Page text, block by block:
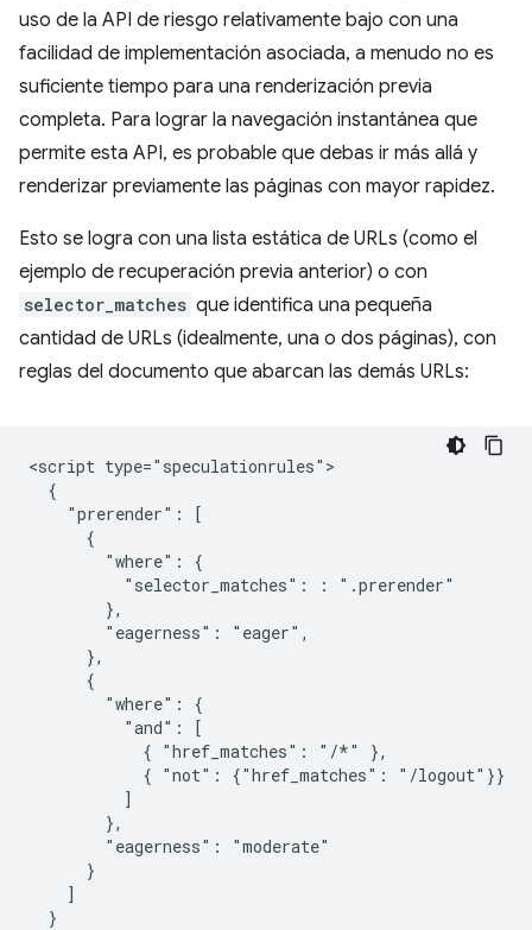
uso de la API de riesgo relativamente bajo con una
facilidad de implementación asociada, a menudo no es
suficiente tiempo para una renderización previa
completa. Para lograr la navegación instantánea que
permite esta API, es probable que debas ir más allá y
renderizar previamente las páginas con mayor rapidez.
Esto se logra con una lista estática de URLs (como el
ejemplo de recuperación previa anterior) o con
selector_matches que identifica una pequeña
cantidad de URLs (idealmente, una o dos páginas), con
reglas del documento que abarcan las demás URLs:
<script type="speculationrules">
  {
    "prerender": [
      {
        "where": {
          "selector_matches": : ".prerender"
        },
        "eagerness": "eager",
      },
      {
        "where": {
          "and": [
            { "href_matches": "/*" },
            { "not": {"href_matches": "/logout"}}
          ]
        },
        "eagerness": "moderate"
      }
    ]
  }